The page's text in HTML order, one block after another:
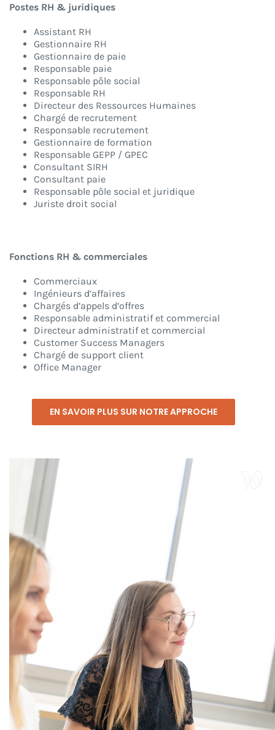
Postes RH & juridiques
Assistant RH
Gestionnaire RH
Gestionnaire de paie
Responsable paie
Responsable pôle social
Responsable RH
Directeur des Ressources Humaines
Chargé de recrutement
Responsable recrutement
Gestionnaire de formation
Responsable GEPP / GPEC
Consultant SIRH
Consultant paie
Responsable pôle social et juridique
Juriste droit social
Fonctions RH & commerciales
Commerciaux
Ingénieurs d’affaires
Chargés d’appels d’offres
Responsable administratif et commercial
Directeur administratif et commercial
Customer Success Managers
Chargé de support client
Office Manager
EN SAVOIR PLUS SUR NOTRE APPROCHE